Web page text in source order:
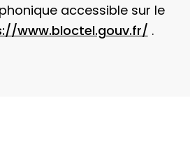
accessible sur le
www.bloctel.gouv.fr/ .